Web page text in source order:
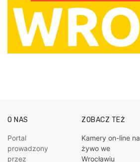
O NAS
Portal
prowadzony
przez
ZOBACZ TEŻ
Kamery on-line na
żywo we
Wrocławiu